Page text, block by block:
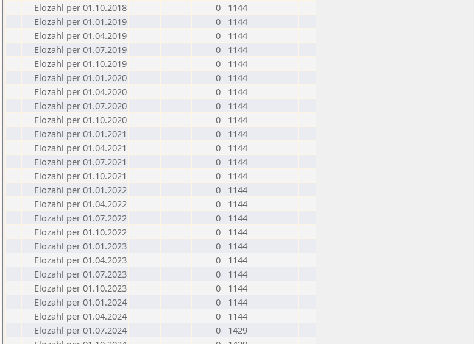
Elozahl per 01.10.2018
0
1144
Elozahl per 01.01.2019
0
1144
Elozahl per 01.04.2019
0
1144
Elozahl per 01.07.2019
0
1144
Elozahl per 01.10.2019
0
1144
Elozahl per 01.01.2020
0
1144
Elozahl per 01.04.2020
0
1144
Elozahl per 01.07.2020
0
1144
Elozahl per 01.10.2020
0
1144
Elozahl per 01.01.2021
0
1144
Elozahl per 01.04.2021
0
1144
Elozahl per 01.07.2021
0
1144
Elozahl per 01.10.2021
0
1144
Elozahl per 01.01.2022
0
1144
Elozahl per 01.04.2022
0
1144
Elozahl per 01.07.2022
0
1144
Elozahl per 01.10.2022
0
1144
Elozahl per 01.01.2023
0
1144
Elozahl per 01.04.2023
0
1144
Elozahl per 01.07.2023
0
1144
Elozahl per 01.10.2023
0
1144
Elozahl per 01.01.2024
0
1144
Elozahl per 01.04.2024
0
1144
Elozahl per 01.07.2024
0
1429